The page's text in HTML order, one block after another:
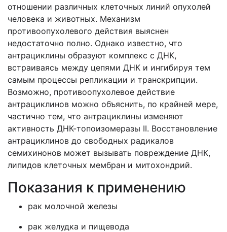
отношении различных клеточных линий опухолей
человека и животных. Механизм
противоопухолевого действия выяснен
недостаточно полно. Однако известно, что
антрациклины образуют комплекс с ДНК,
встраиваясь между цепями ДНК и ингибируя тем
самым процессы репликации и транскрипции.
Возможно, противоопухолевое действие
антрациклинов можно объяснить, по крайней мере,
частично тем, что антрациклины изменяют
активность ДНК-топоизомеразы II. Восстановление
антрациклинов до свободных радикалов
семихинонов может вызывать повреждение ДНК,
липидов клеточных мембран и митохондрий.
Показания к применению
рак молочной железы
рак желудка и пищевода